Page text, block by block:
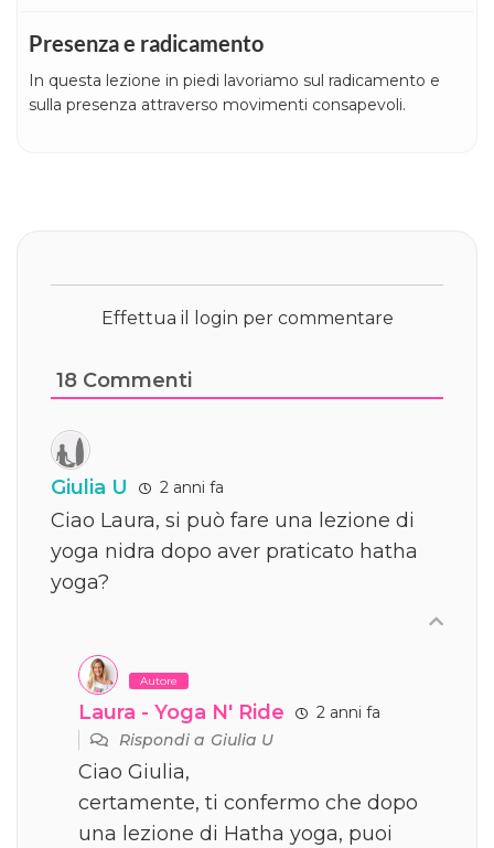
Presenza e radicamento
In questa lezione in piedi lavoriamo sul radicamento e
sulla presenza attraverso movimenti consapevoli.
Effettua il login per commentare
18 Commenti
Giulia U 2 anni fa
Ciao Laura, si può fare una lezione di
yoga nidra dopo aver praticato hatha
yoga?
Autore
Laura - Yoga N' Ride
2 anni fa
Rispondi aGiulia U
Ciao Giulia,
certamente, ti confermo che dopo
una lezione di Hatha yoga, puoi